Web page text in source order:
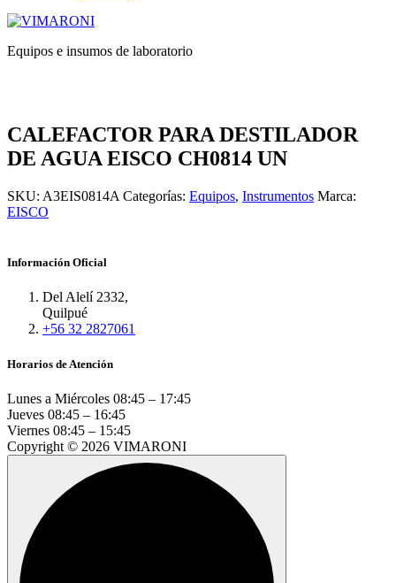
Equipos e insumos de laboratorio
CALEFACTOR PARA DESTILADOR
DE AGUA EISCO CH0814 UN
SKU: A3EIS0814A Categorías: Equipos, Instrumentos Marca:
EISCO
Información Oficial
Del Alelí 2332,
Quilpué
+56 32 2827061
Horarios de Atención
Lunes a Miércoles 08:45 – 17:45
Jueves 08:45 – 16:45
Viernes 08:45 – 15:45
Copyright © 2026 VIMARONI